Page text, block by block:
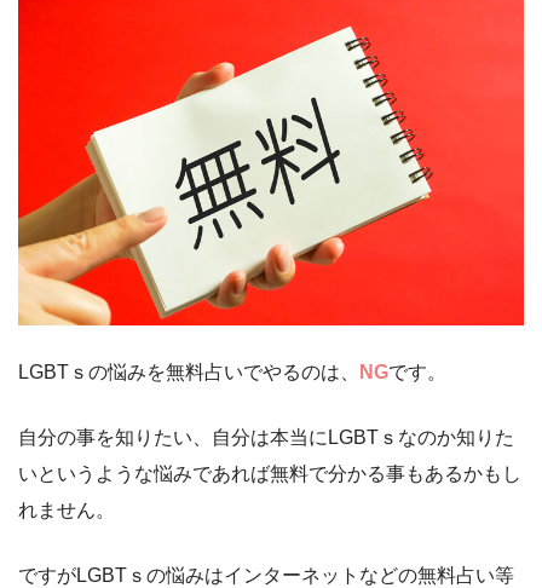
LGBTｓの悩みを無料占いでやるのは、 NGです。
自分の事を知りたい、自分は本当にLGBTｓなのか知りた
いというような悩みであれば無料で分かる事もあるかもし
れません。
ですがLGBTｓの悩みはインターネットなどの無料占い等